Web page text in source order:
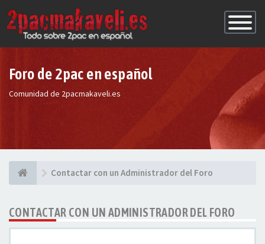
de
Foro de 2pac en español
Comunidad de 2pacmakaveli.es
Contactar con un Administrador del Foro
CONTACTAR CON UN ADMINISTRADOR DEL FORO